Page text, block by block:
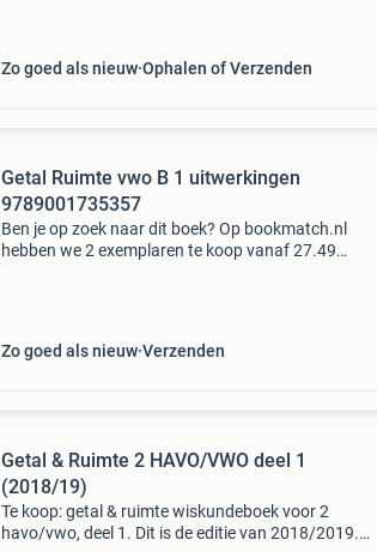
Zo goed als nieuw Ophalen of Verzenden
Getal Ruimte vwo B 1 uitwerkingen
9789001735357
Ben je op zoek naar dit boek? Op bookmatch.nl
hebben we 2 exemplaren te koop vanaf 27.49
Zo goed als nieuw Verzenden
Getal & Ruimte 2 HAVO/VWO deel 1
(2018/19)
Te koop: getal & ruimte wiskundeboek voor 2
havo/vwo, deel 1. Dit is de editie van 2018/2019.